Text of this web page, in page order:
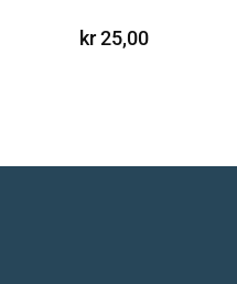
kr25,00